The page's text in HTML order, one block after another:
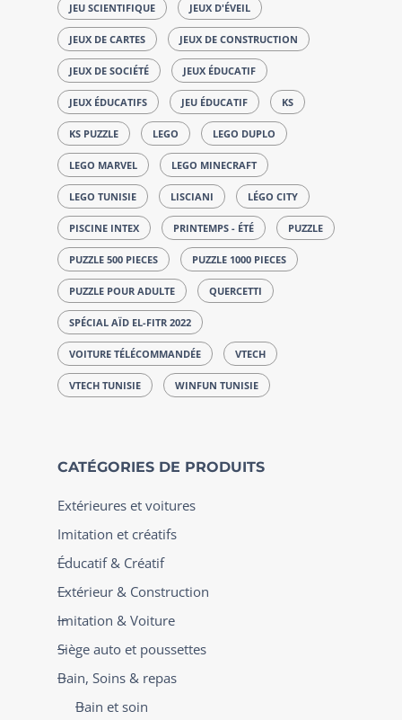
JEU SCIENTIFIQUE JEUX D'ÉVEIL
JEUX DE CARTES JEUX DE CONSTRUCTION
JEUX DE SOCIÉTÉ JEUX ÉDUCATIF
JEUX ÉDUCATIFS JEU ÉDUCATIF KS
KS PUZZLE LEGO LEGO DUPLO
LEGO MARVEL LEGO MINECRAFT
LEGO TUNISIE LISCIANI LÉGO CITY
PISCINE INTEX PRINTEMPS - ÉTÉ PUZZLE
PUZZLE 500 PIECES PUZZLE 1000 PIECES
PUZZLE POUR ADULTE QUERCETTI
SPÉCIAL AÏD EL-FITR 2022
VOITURE TÉLÉCOMMANDÉE VTECH
VTECH TUNISIE WINFUN TUNISIE
CATÉGORIES DE PRODUITS
Extérieures et voitures
Imitation et créatifs
Éducatif & Créatif
Extérieur & Construction
Imitation & Voiture
Siège auto et poussettes
Bain, Soins & repas
Bain et soin